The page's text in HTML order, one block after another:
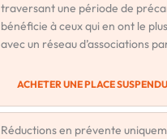
traversant une période de
bénéficie à ceux qui en ont le
avec un réseau d’associations
ACHETER UNE PLACE
Réductions en prévente